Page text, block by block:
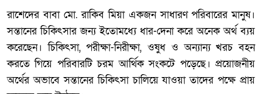
রাশেদের বাবা মো. রাকিব মিয়া একজন সাধারণ পরিবারের মানুষ।
সন্তানের চিকিৎসার জন্য ইতোমধ্যে ধার-দেনা করে অনেক অর্থ ব্যয়
করেছেন। চিকিৎসা, পরীক্ষা-নিরীক্ষা, ওষুধ ও অন্যান্য খরচ বহন
করতে গিয়ে পরিবারটি চরম আর্থিক সংকটে পড়েছে। প্রয়োজনীয়
অর্থের অভাবে সন্তানের চিকিৎসা চালিয়ে যাওয়া তাদের পক্ষে প্রায়